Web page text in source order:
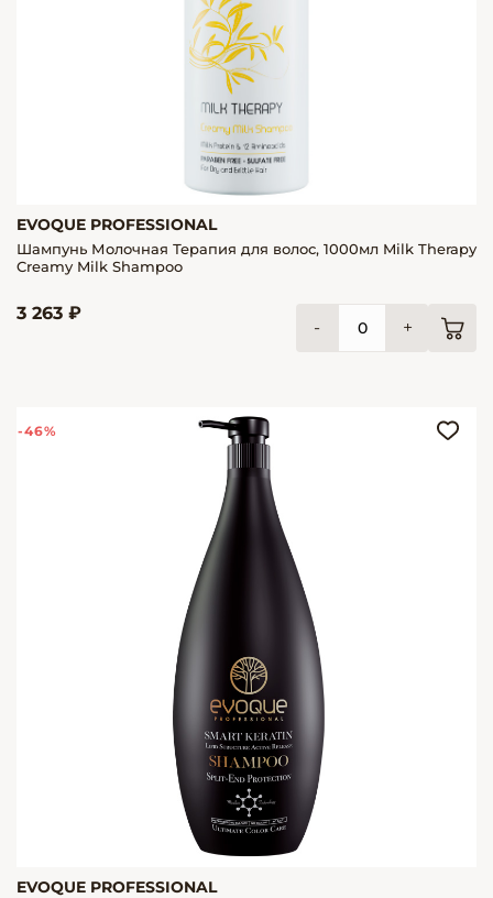
EVOQUE PROFESSIONAL
Шампунь Молочная Терапия для волос, 1000мл Milk Therapy
Creamy Milk Shampoo
3 263 ₽
- +
-46%
EVOQUE PROFESSIONAL